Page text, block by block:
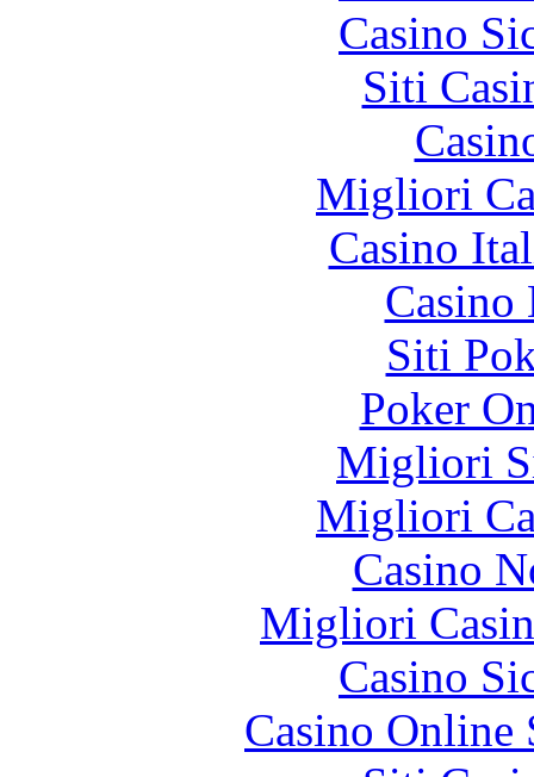
Casino
Siti
Migliori
Casino
Siti
Poker
Migliori
Migliori
Casino
Migliori
Casino
Casino